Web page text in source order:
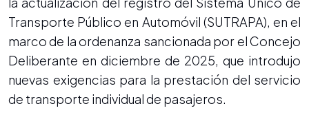
Transporte Público en Automóvil (SUTRAPA), en el
marco de la ordenanza sancionada por el Concejo
Deliberante en diciembre de 2025, que introdujo
nuevas exigencias para la prestación del servicio
de transporte individual de pasajeros.